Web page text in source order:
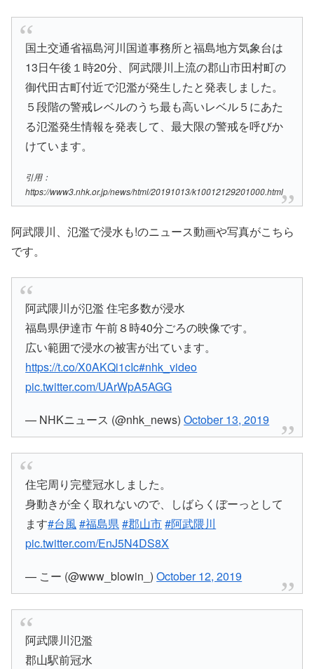
国土交通省福島河川国道事務所と福島地方気象台は
13日午後１時20分、阿武隈川上流の郡山市田村町の
御代田古町付近で氾濫が発生したと発表しました。
５段階の警戒レベルのうち最も高いレベル５にあた
る氾濫発生情報を発表して、最大限の警戒を呼びか
けています。
引用：
https://www3.nhk.or.jp/news/html/20191013/k10012129201000.html
阿武隈川、氾濫で浸水も!のニュース動画や写真がこちら
です。
阿武隈川が氾濫 住宅多数が浸水
福島県伊達市 午前８時40分ごろの映像です。
広い範囲で浸水の被害が出ています。
https://t.co/X0AKQi1cIc#nhk_video
pic.twitter.com/UArWpA5AGG
— NHKニュース (@nhk_news)October 13, 2019
住宅周り完璧冠水しました。
身動きが全く取れないので、しばらくぼーっとして
ます#台風#福島県#郡山市#阿武隈川
pic.twitter.com/EnJ5N4DS8X
— こー (@www_blowin_)October 12, 2019
阿武隈川氾濫
郡山駅前冠水